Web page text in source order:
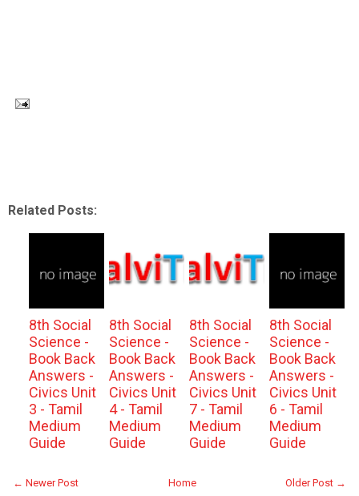
Related Posts:
8th Social
Science -
Book Back
Answers -
Civics Unit
3 - Tamil
Medium
Guide
8th Social
Science -
Book Back
Answers -
Civics Unit
4 - Tamil
Medium
Guide
8th Social
Science -
Book Back
Answers -
Civics Unit
7 - Tamil
Medium
Guide
8th Social
Science -
Book Back
Answers -
Civics Unit
6 - Tamil
Medium
Guide
← Newer Post Older Post →
Home